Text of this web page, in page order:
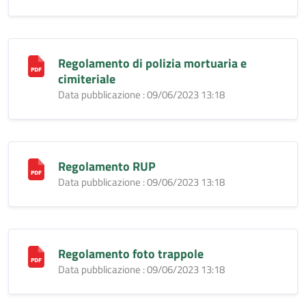
Regolamento di polizia mortuaria e
cimiteriale
Data pubblicazione : 09/06/2023 13:18
Regolamento RUP
Data pubblicazione : 09/06/2023 13:18
Regolamento foto trappole
Data pubblicazione : 09/06/2023 13:18